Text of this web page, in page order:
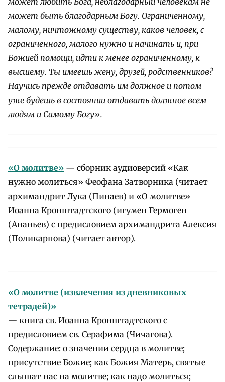
может быть благодарным Богу. Ограниченному,
малому, ничтожному существу, каков человек, с
ограниченного, малого нужно и начинать и, при
Божией помощи, идти к менее ограниченному, к
высшему. Ты имеешь жену, друзей, родственников?
Научись прежде отдавать им должное и потом
уже будешь в состоянии отдавать должное всем
людям и Самому Богу».
«О молитве» — сборник аудиоверсий «Как
нужно молиться» Феофана Затворника (читает
архимандрит Лука (Пинаев) и «О молитве»
Иоанна Кронштадтского (игумен Гермоген
(Ананьев) с предисловием архимандрита Алексия
(Поликарпова) (читает автор).
«О молитве (извлечения из дневниковых
тетрадей)»
— книга св. Иоанна Кронштадтского с
предисловием св. Серафима (Чичагова).
Содержание: о значении сердца в молитве;
присутствие Божие; как Божия Матерь, святые
слышат нас на молитве; как надо молиться;